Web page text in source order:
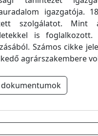
igazgatója.
szolgálatot. Mint
is
Számos cikke
agrárszakembere
dokumentumok